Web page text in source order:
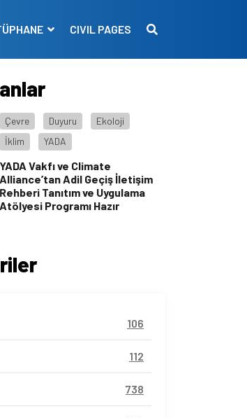
CIVIL PAGES
Çevre Duyuru
Ekoloji
İklim
YADA
YADA Vakfı ve Climate
Alliance’tan Adil Geçiş İletişim
Rehberi Tanıtım ve Uygulama
Atölyesi Programı Hazır
106
112
738